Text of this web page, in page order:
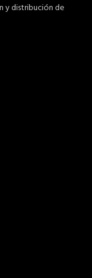
y distribución de